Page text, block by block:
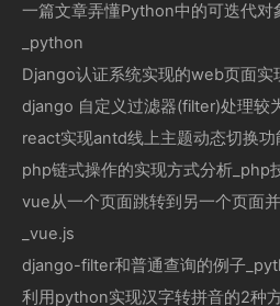
一篇文章弄懂Python中的可迭代对
_python
Django认证系统实现的web页面实
django 自定义过滤器(filter)处理较
react实现antd线上主题动态切换功
php链式操作的实现方式分析_php
vue从一个页面跳转到另一个页面
_vue.js
django-filter和普通查询的例子
利用python实现汉字转拼音的2种